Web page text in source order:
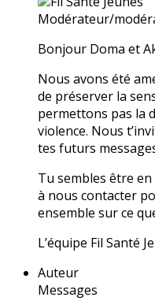
Modérateur/
Bonjour Doma et
Nous avons été
de préserver la
permettons pas la
violence. Nous
tes futurs
Tu sembles être
à nous contacter
ensemble sur ce
L’équipe Fil Santé
Auteur
Messages